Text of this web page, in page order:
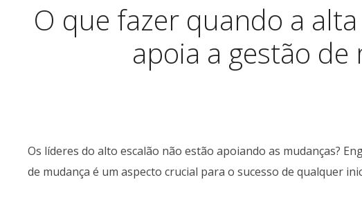
O que fazer quando a
apoia a gestão de
Os líderes do alto escalão não estão apoiando as mudanças?
de mudança é um aspecto crucial para o sucesso de qualquer